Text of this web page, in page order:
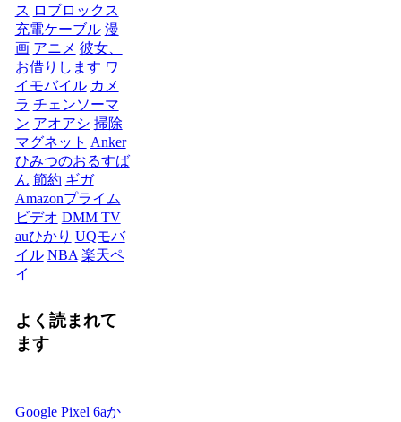
ス ロブロックス
充電ケーブル 漫
画 アニメ 彼女、
お借りします ワ
イモバイル カメ
ラ チェンソーマ
ン アオアシ 掃除
マグネット Anker
ひみつのおるすば
ん 節約 ギガ
Amazonプライム
ビデオ DMM TV
auひかり UQモバ
イル NBA 楽天ペ
イ
よく読まれて
ます
Google Pixel 6aか